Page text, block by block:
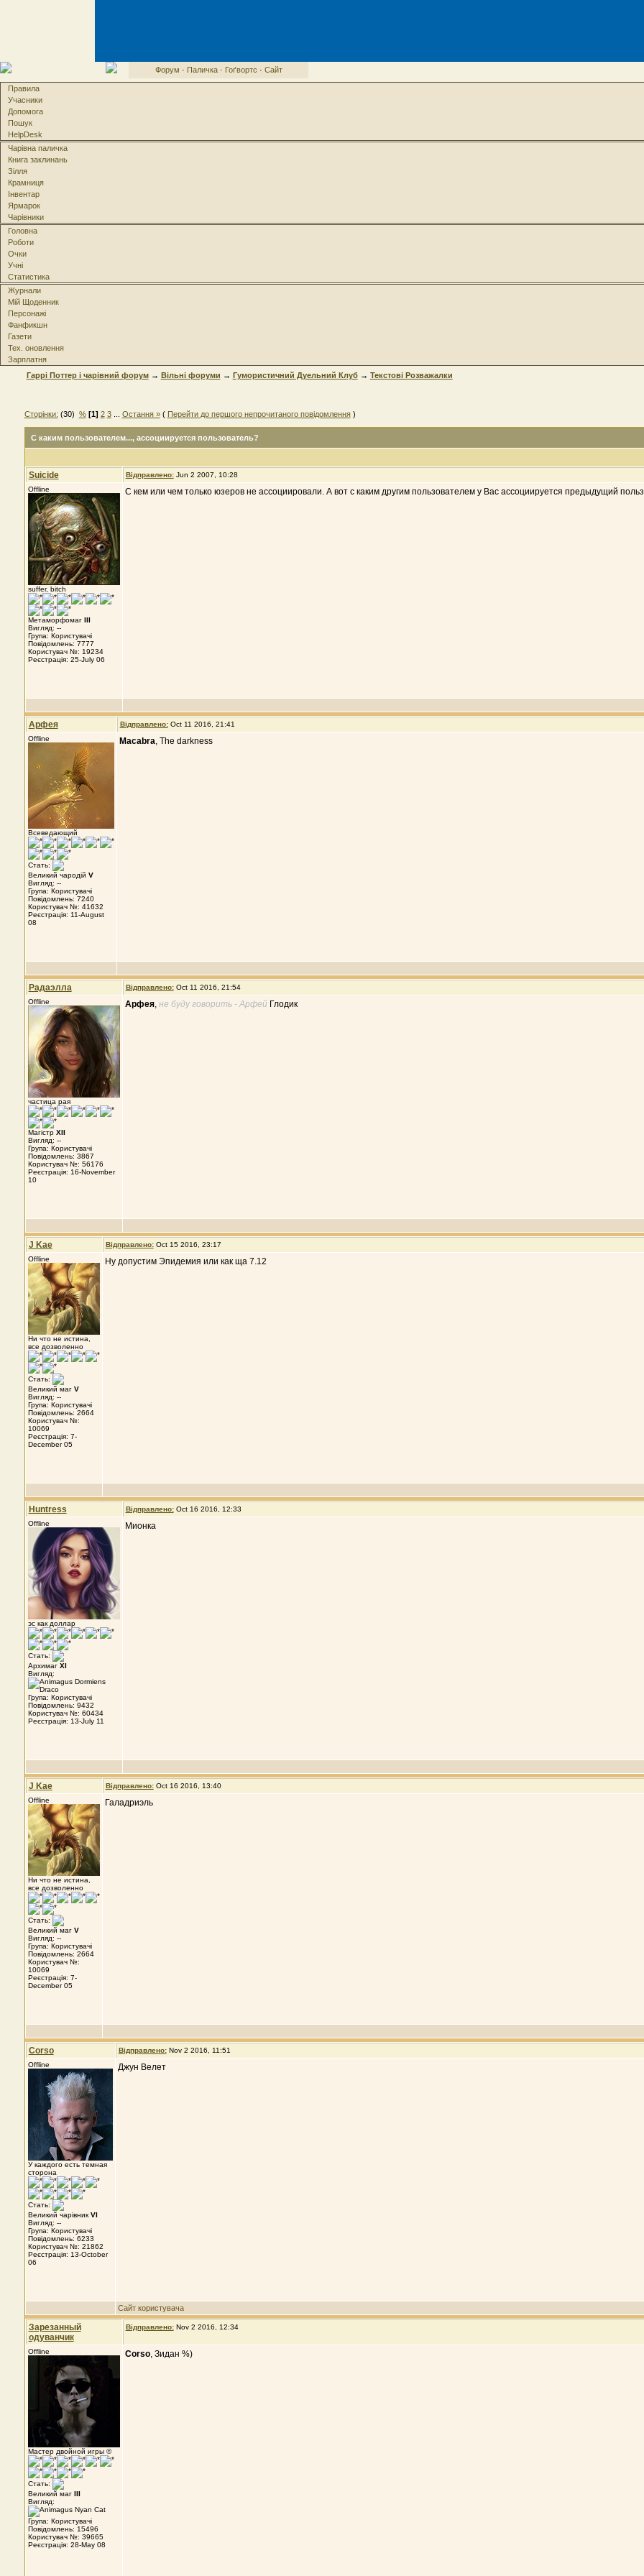
Форум · Паличка· Гоґвортс · Сайт
Правила
Учасники
Допомога
Пошук
HelpDesk
Чарівна паличка
Книга заклинань
Зілля
Крамниця
Інвентар
Ярмарок
Чарівники
Головна
Роботи
Очки
Учні
Статистика
Журнали
Мій Щоденник
Персонажі
Фанфикшн
Газети
Тех. оновлення
Зарплатня
Гаррі Поттер і чарівний форум→ Вільні форуми → Гумористичний Дуельний Клуб→ Текстові Розважалки
Сторінки: (30) % [1] 2 3... Остання »( Перейти до першого непрочитаного повідомлення)
С каким пользователем..., ассоциируется пользователь?
Suicide Відправлено: Jun 2 2007, 10:28
Offline
suffer, bitch
Метаморфомаг III
Вигляд: --
Група: Користувачі
Повідомлень: 7777
Користувач №: 19234
Реєстрація: 25-July 06
С кем или чем только юзеров не ассоциировали. А вот с каким другим пользователем у Вас ассоциируется предыдущий
Арфея Відправлено: Oct 11 2016, 21:41
Offline
Всеведающий
Стать:
Великий чародій V
Вигляд: --
Група: Користувачі
Повідомлень: 7240
Користувач №: 41632
Реєстрація: 11-August
08
Macabra, The darkness
Радаэлла Відправлено: Oct 11 2016, 21:54
Offline
частица рая
Магістр XII
Вигляд: --
Група: Користувачі
Повідомлень: 3867
Користувач №: 56176
Реєстрація: 16-November
10
Арфея, не буду говорить - АрфейГлодик
J Kae Відправлено: Oct 15 2016, 23:17
Offline
Ни что не истина,
все дозволенно
Стать:
Великий маг V
Вигляд: --
Група: Користувачі
Повідомлень: 2664
Користувач №:
10069
Реєстрація: 7-
December 05
Ну допустим Эпидемия или как ща 7.12
Huntress Відправлено: Oct 16 2016, 12:33
Offline
эс как доллар
Стать:
Архимаг XI
Вигляд:
Група: Користувачі
Повідомлень: 9432
Користувач №: 60434
Реєстрація: 13-July 11
Мионка
J Kae Відправлено: Oct 16 2016, 13:40
Offline
Ни что не истина,
все дозволенно
Стать:
Великий маг V
Вигляд: --
Група: Користувачі
Повідомлень: 2664
Користувач №:
10069
Реєстрація: 7-
December 05
Галадриэль
Corso Відправлено: Nov 2 2016, 11:51
Offline
У каждого есть темная
сторона
Стать:
Великий чарівник VI
Вигляд: --
Група: Користувачі
Повідомлень: 6233
Користувач №: 21862
Реєстрація: 13-October
06
Джун Велет
Сайт користувача
Зарезанный
одуванчик
Відправлено: Nov 2 2016, 12:34
Offline
Мастер двойной игры ©
Стать:
Великий маг III
Вигляд:
Група: Користувачі
Повідомлень: 15496
Користувач №: 39665
Реєстрація: 28-May 08
Corso, Зидан %)